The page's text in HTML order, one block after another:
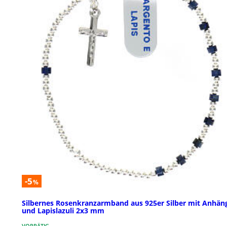
-5%
Silbernes Rosenkranzarmband aus 925er Silber mit
und Lapislazuli 2x3 mm